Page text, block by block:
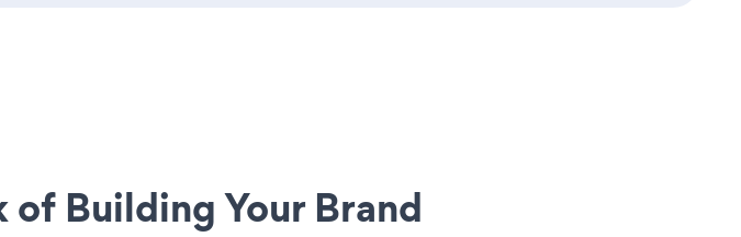
of Building Your Brand